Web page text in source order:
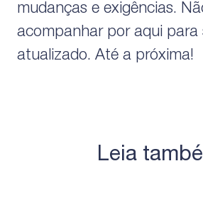
mudanças e exigências.
acompanhar por aqui para
atualizado. Até a próxima!
Leia